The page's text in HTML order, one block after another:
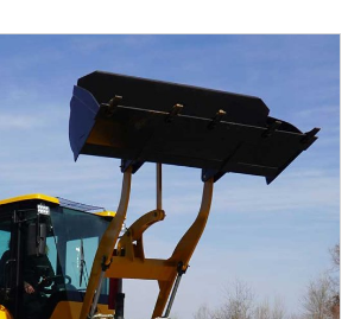
конкурентоспособным ценам.